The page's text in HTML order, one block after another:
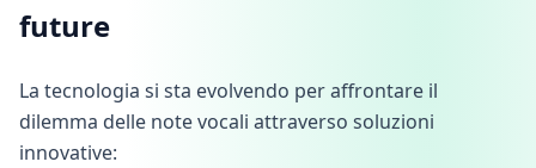
future
La tecnologia si sta evolvendo per affrontare il
dilemma delle note vocali attraverso soluzioni
innovative: